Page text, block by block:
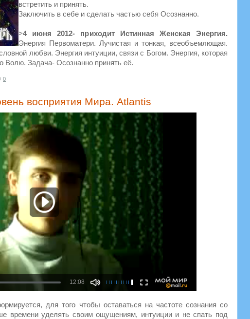
встретить и принять.
Заключить в себе и сделать частью себя Осознанно.
>4 июня 2012- приходит Истинная Женская Энергия.
Энергия Первоматери. Лучистая и тонкая, всеобъемлющая.
любви. Энергия интуиции, связи с Богом. Энергия, которая
Волю. Задача- Осознанно принять её.
0
восприятия Мира. Atlantis
для того чтобы оставаться на частоте сознания со
времени уделять своим ощущениям, интуиции и не спать под